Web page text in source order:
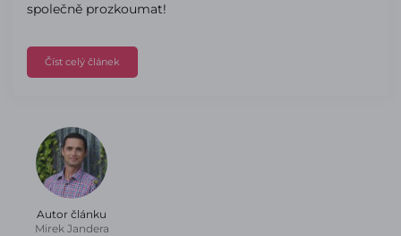
společně prozkoumat!
Číst celý článek
Autor článku
Mirek Jandera